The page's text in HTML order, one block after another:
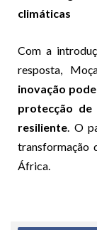
climáticas
Com a
resposta,
inovação
protecção de
resiliente. O
transformação
África.